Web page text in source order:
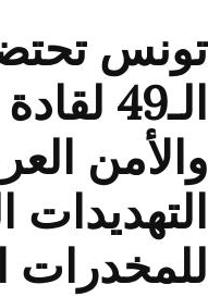
تونس
الـ49
والأمن
التهديدات
للمخدرات